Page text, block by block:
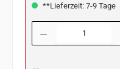
**Lieferzeit: 7-9 Tage
Produkt Anzahl: Gib den